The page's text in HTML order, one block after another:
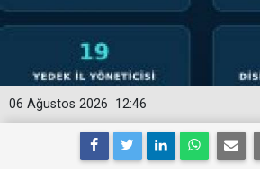
12:46
06 Ağustos 2026